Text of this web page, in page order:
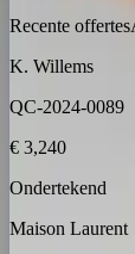
Recente offertes
K. Willems
QC-2024-0089
€ 3,240
Ondertekend
Maison Laurent